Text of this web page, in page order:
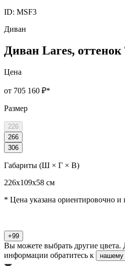
ID: MSF3
Диван
Диван Lares,
Цена
от 705 160 ₽*
Размер
226
266
306
Габариты (Ш × Г × В)
226х109х58 см
* Цена указана ориентировочно и
+99
Вы можете выбрать другие цвета.
информации обратитесь к
нашему